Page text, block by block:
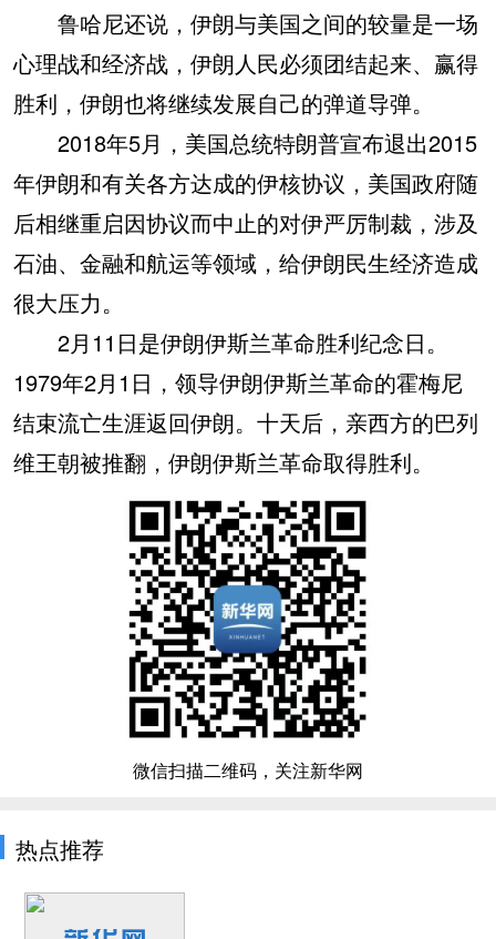
鲁哈尼还说，伊朗与美国之间的较量是一场
心理战和经济战，伊朗人民必须团结起来、赢得
胜利，伊朗也将继续发展自己的弹道导弹。
2018年5月，美国总统特朗普宣布退出2015
年伊朗和有关各方达成的伊核协议，美国政府随
后相继重启因协议而中止的对伊严厉制裁，涉及
石油、金融和航运等领域，给伊朗民生经济造成
很大压力。
2月11日是伊朗伊斯兰革命胜利纪念日。
1979年2月1日，领导伊朗伊斯兰革命的霍梅尼
结束流亡生涯返回伊朗。十天后，亲西方的巴列
维王朝被推翻，伊朗伊斯兰革命取得胜利。
微信扫描二维码，关注新华网
热点推荐